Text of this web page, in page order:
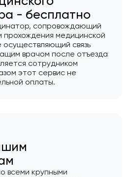
- бесплатно
сопровождающий
прохождения медицинской
связь
врачом после отъезда
сотрудником
этот сервис не
оплаты.
всеми крупными